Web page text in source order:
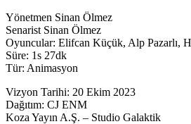
Yönetmen Sinan Ölmez
Senarist Sinan Ölmez
Oyuncular: Elifcan Küçük, Alp Pazarlı,
Süre: 1s 27dk
Tür: Animasyon
Vizyon Tarihi: 20 Ekim 2023
Dağıtım: CJ ENM
Koza Yayın A.Ş. – Studio Galaktik